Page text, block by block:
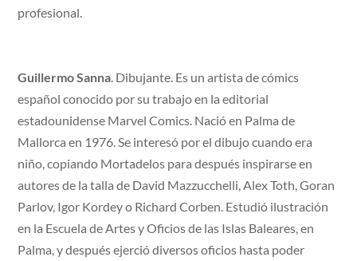
profesional.
Guillermo Sanna. Dibujante. Es un artista de cómics
español conocido por su trabajo en la editorial
estadounidense Marvel Comics. Nació en Palma de
Mallorca en 1976. Se interesó por el dibujo cuando era
niño, copiando Mortadelos para después inspirarse en
autores de la talla de David Mazzucchelli, Alex Toth, Goran
Parlov, Igor Kordey o Richard Corben. Estudió ilustración
en la Escuela de Artes y Oficios de las Islas Baleares, en
Palma, y después ejerció diversos oficios hasta poder